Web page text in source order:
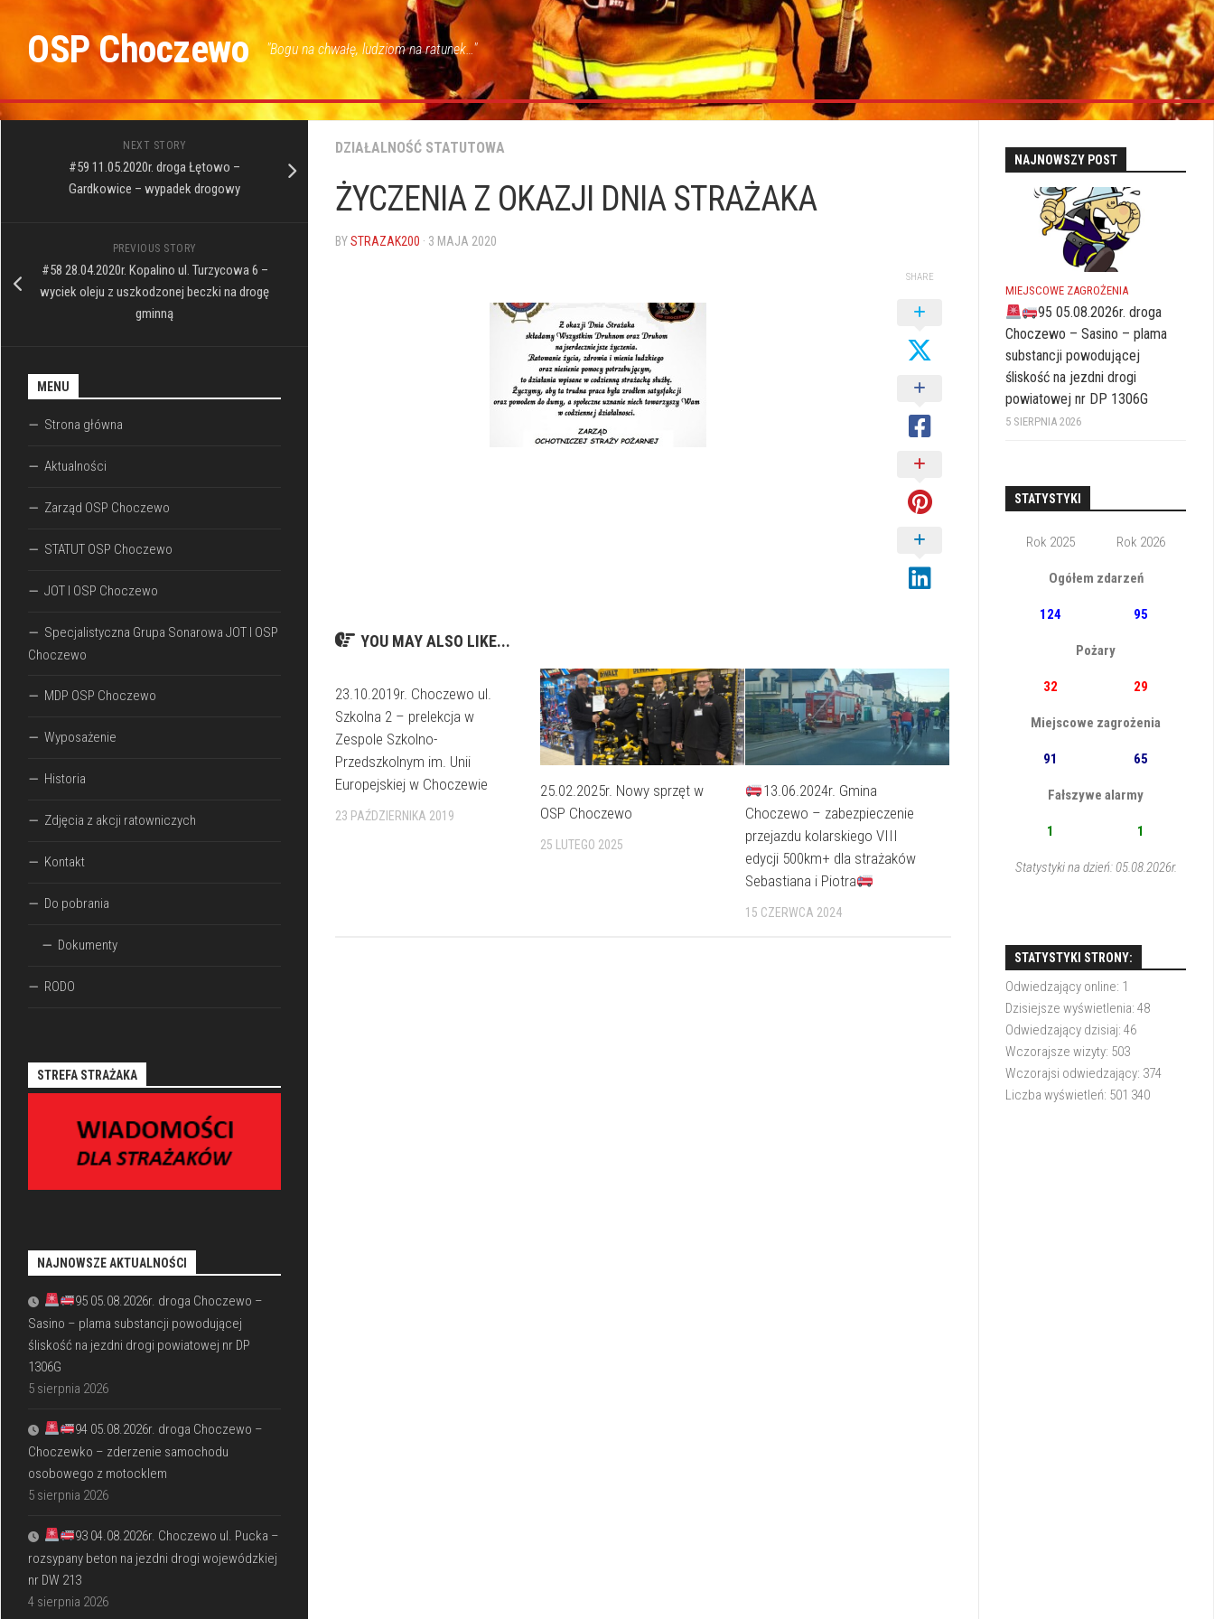
contentOSP Choczewo "Bogu na chwałę, ludziom na ratunek…"
DZIAŁALNOŚĆ STATUTOWA
ŻYCZENIA Z OKAZJI DNIA STRAŻAKA
BYSTRAZAK200 · 3 MAJA 2020
SHARE
YOU MAY ALSO LIKE...
23.10.2019r. Choczewo ul.
Szkolna 2 – prelekcja w
Zespole Szkolno-
Przedszkolnym im. Unii
Europejskiej w Choczewie
23 PAŹDZIERNIKA 2019
25.02.2025r. Nowy sprzęt w
OSP Choczewo
25 LUTEGO 2025
13.06.2024r. Gmina
Choczewo – zabezpieczenie
przejazdu kolarskiego VIII
edycji 500km+ dla strażaków
Sebastiana i Piotra
15 CZERWCA 2024
NEXT STORY
#59 11.05.2020r. droga Łętowo –
Gardkowice – wypadek drogowy
PREVIOUS STORY
#58 28.04.2020r. Kopalino ul. Turzycowa 6 –
wyciek oleju z uszkodzonej beczki na drogę
gminną
MENU
Strona główna
Aktualności
Zarząd OSP Choczewo
STATUT OSP Choczewo
JOT I OSP Choczewo
Specjalistyczna Grupa Sonarowa JOT I OSP
Choczewo
MDP OSP Choczewo
Wyposażenie
Historia
Zdjęcia z akcji ratowniczych
Kontakt
Do pobrania
Dokumenty
RODO
STREFA STRAŻAKA
NAJNOWSZE AKTUALNOŚCI
95 05.08.2026r. droga Choczewo –
Sasino – plama substancji powodującej
śliskość na jezdni drogi powiatowej nr DP
1306G
5 sierpnia 2026
94 05.08.2026r. droga Choczewo –
Choczewko – zderzenie samochodu
osobowego z motocklem
5 sierpnia 2026
93 04.08.2026r. Choczewo ul. Pucka –
rozsypany beton na jezdni drogi wojewódzkiej
nr DW 213
4 sierpnia 2026
NAJNOWSZY POST
MIEJSCOWE ZAGROŻENIA
95 05.08.2026r. droga
Choczewo – Sasino – plama
substancji powodującej
śliskość na jezdni drogi
powiatowej nr DP 1306G
5 SIERPNIA 2026
STATYSTYKI
Rok 2025 Rok 2026
Ogółem zdarzeń
124 95
Pożary
32 29
Miejscowe zagrożenia
91 65
Fałszywe alarmy
1 1
Statystyki na dzień: 05.08.2026r.
STATYSTYKI STRONY:
Odwiedzający online: 1
Dzisiejsze wyświetlenia: 48
Odwiedzający dzisiaj: 46
Wczorajsze wizyty: 503
Wczorajsi odwiedzający: 374
Liczba wyświetleń: 501 340